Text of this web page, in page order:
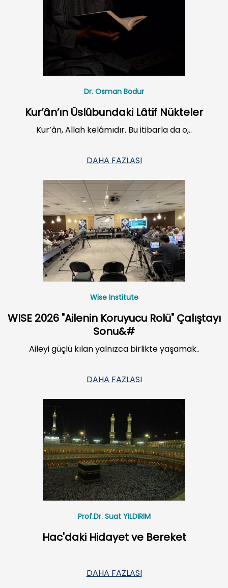
Dr. Osman Bodur
Kur’ân’ın Üslûbundaki Lâtif Nükteler
Kur’ân, Allah kelâmıdır. Bu itibarla da o,..
DAHA FAZLASI
Wise Institute
WISE 2026 "Ailenin Koruyucu Rolü" Çalıştayı
Sonu&#
Aileyi güçlü kılan yalnızca birlikte yaşamak..
DAHA FAZLASI
Prof.Dr. Suat YILDIRIM
Hac'daki Hidayet ve Bereket
DAHA FAZLASI